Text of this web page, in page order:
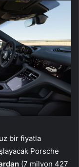
bir fiyatla
Porsche
(7 milyon 427